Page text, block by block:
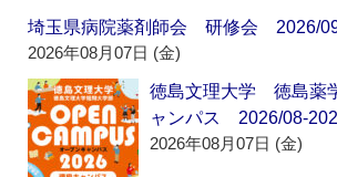
埼玉県病院薬剤師会 研修会 2026/
2026年08月07日 (金)
徳島文理大学 徳島薬
ャンパス 2026/08-
2026年08月07日 (金)